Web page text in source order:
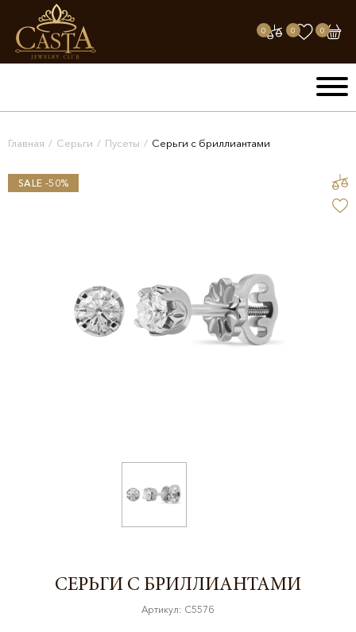
0 0 0
Главная / Серьги / Пусеты / Серьги с бриллиантами
SALE -50%
СЕРЬГИ С БРИЛЛИАНТАМИ
Артикул: С557б